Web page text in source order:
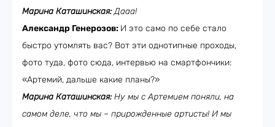
Марина Каташинская:Дааа!
Александр Генерозов: И это само по себе стало
быстро утомлять вас? Вот эти однотипные проходы,
фото туда, фото сюда, интервью на смартфончики:
«Артемий, дальше какие планы?»
Марина Каташинская:Ну мы с Артемием поняли, на
самом деле, что мы – прирожденные артисты! И мы